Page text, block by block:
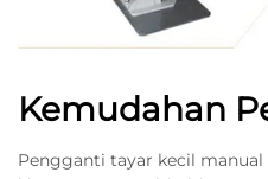
Kemudahan
Pengganti tayar kecil